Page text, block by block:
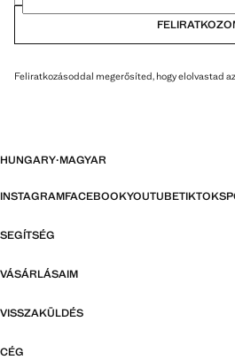
Feliratkozásoddal megerősíted, hogy elolvastad az
HUNGARY·MAGYAR
INSTAGRAMFACEBOOKYOUTUBETIKTOK
SEGÍTSÉG
VÁSÁRLÁSAIM
VISSZAKÜLDÉS
CÉG